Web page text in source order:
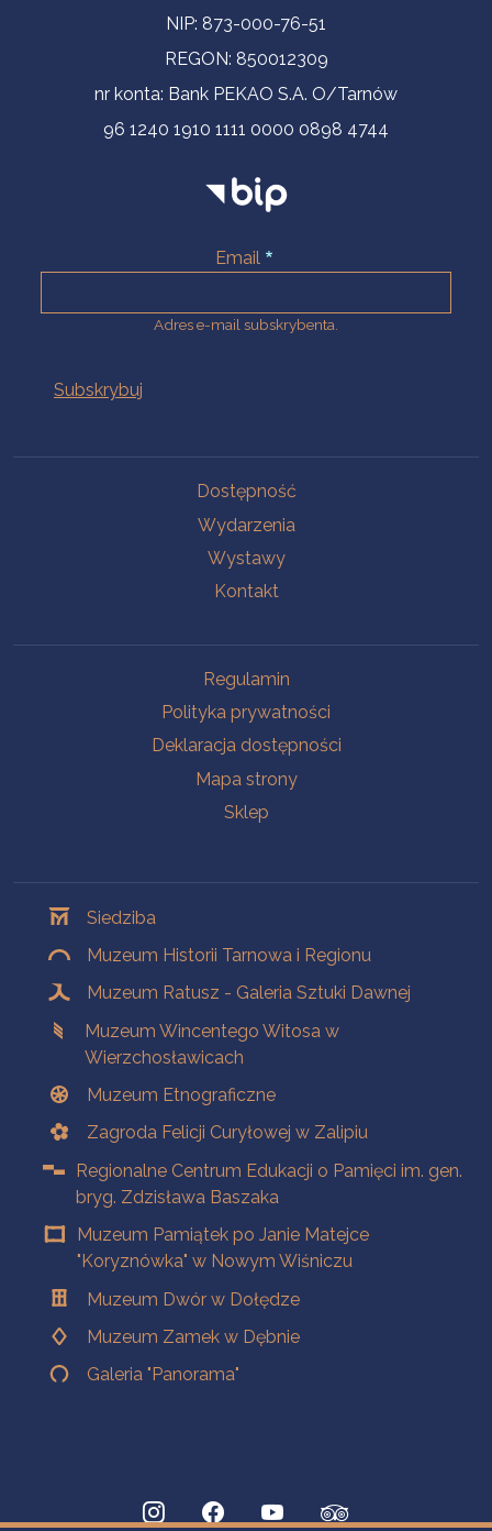
NIP: 873-000-76-51
REGON: 850012309
nr konta: Bank PEKAO S.A. O/Tarnów
96 1240 1910 1111 0000 0898 4744
Email
Adres e-mail subskrybenta.
Dostępność
Wydarzenia
Wystawy
Kontakt
Regulamin
Polityka prywatności
Deklaracja dostępności
Mapa strony
Sklep
Siedziba
Muzeum Historii Tarnowa i Regionu
Muzeum Ratusz - Galeria Sztuki Dawnej
Muzeum Wincentego Witosa w
Wierzchosławicach
Muzeum Etnograficzne
Zagroda Felicji Curyłowej w Zalipiu
Regionalne Centrum Edukacji o Pamięci im. gen.
bryg. Zdzisława Baszaka
Muzeum Pamiątek po Janie Matejce
"Koryznówka" w Nowym Wiśniczu
Muzeum Dwór w Dołędze
Muzeum Zamek w Dębnie
Galeria "Panorama"